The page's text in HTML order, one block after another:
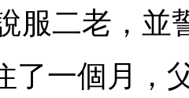
服二老，並
了一個月，